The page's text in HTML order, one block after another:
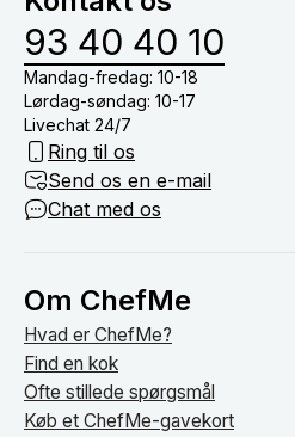
om bordet.
93 40 40 10
Mandag-fredag: 10-18
Lørdag-søndag: 10-17
Livechat 24/7
Ring til os
Send os en e-mail
Chat med os
Om ChefMe
Hvad er ChefMe?
Find en kok
Ofte stillede spørgsmål
Køb et ChefMe-gavekort